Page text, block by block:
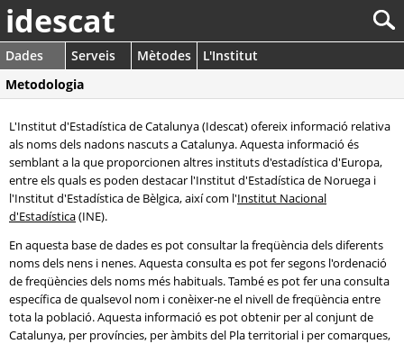
idescat
Dades Serveis Mètodes
L'Institut
Metodologia
L'Institut d'Estadística de Catalunya (Idescat) ofereix informació relativa
als noms dels nadons nascuts a Catalunya. Aquesta informació és
semblant a la que proporcionen altres instituts d'estadística d'Europa,
entre els quals es poden destacar l'Institut d'Estadística de Noruega i
l'Institut d'Estadística de Bèlgica, així com l'Institut Nacional
d'Estadística(INE).
En aquesta base de dades es pot consultar la freqüència dels diferents
noms dels nens i nenes. Aquesta consulta es pot fer segons l'ordenació
de freqüències dels noms més habituals. També es pot fer una consulta
específica de qualsevol nom i conèixer-ne el nivell de freqüència entre
tota la població. Aquesta informació es pot obtenir per al conjunt de
Catalunya, per províncies, per àmbits del Pla territorial i per comarques,